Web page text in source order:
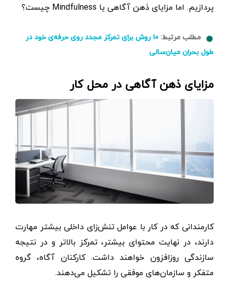
پردازیم. اما مزایای ذهن آگاهی یا Mindfulness چیست؟
مطلب مرتبط:
۱۰ روش برای تمرکز مجدد روی حرفه‌ی خود در
طول بحران میان‌سالی
مزایای ذهن آگاهی در محل کار
کارمندانی که در کار با عوامل تنش‌زای داخلی بیشتر مهارت
دارند، در نهایت محتوای بیشتر، تمرکز بالاتر و در نتیجه
سازندگی روزافزون خواهند داشت. کارکنان آگاه، گروه
متفکر و سازمان‌های موفقی را تشکیل می‌دهند.